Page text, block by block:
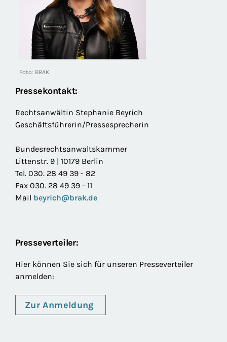
Foto: BRAK
Pressekontakt:
Rechtsanwältin Stephanie Beyrich
Geschäftsführerin/Pressesprecherin
Bundesrechtsanwaltskammer
Littenstr. 9 | 10179 Berlin
Tel. 030. 28 49 39 - 82
Fax 030. 28 49 39 - 11
Mail beyrich@brak.de
Presseverteiler:
Hier können Sie sich für unseren Presseverteiler
anmelden:
Zur Anmeldung